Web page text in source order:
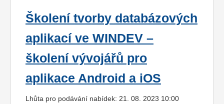
Školení tvorby databázových
aplikací ve WINDEV –
školení vývojářů pro
aplikace Android a iOS
Lhůta pro podávání nabídek: 21. 08. 2023 10:00